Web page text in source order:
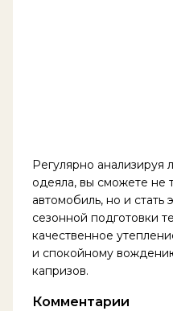
Регулярно анализируя
одеяла, вы сможете не
автомобиль, но и стать
сезонной подготовки
качественное
и спокойному
капризов.
Комментарии